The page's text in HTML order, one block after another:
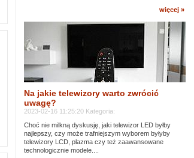
więcej »
Na jakie telewizory warto zwrócić
uwagę?
2023-02-16 11:25:20 Kategoria:
Choć nie milkną dyskusję, jaki telewizor LED byłby
najlepszy, czy może trafniejszym wyborem byłyby
telewizory LCD, plazma czy też zaawansowane
technologicznie modele....